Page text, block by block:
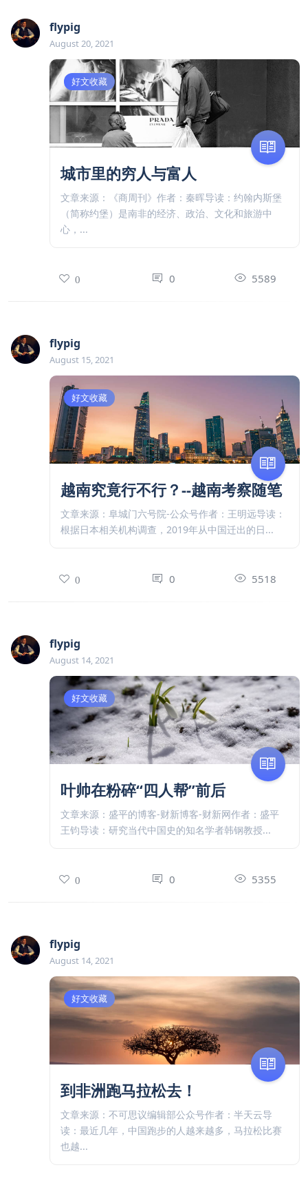
flypig
August 20, 2021
好文收藏
城市里的穷人与富人
文章来源：《商周刊》作者：秦晖导读：约翰内斯堡
（简称约堡）是南非的经济、政治、文化和旅游中
心，...
0 0 5589
flypig
August 15, 2021
好文收藏
越南究竟行不行？--越南考察随笔
文章来源：阜城门六号院-公众号作者：王明远导读：
根据日本相关机构调查，2019年从中国迁出的日...
0 0 5518
flypig
August 14, 2021
好文收藏
叶帅在粉碎“四人帮”前后
文章来源：盛平的博客-财新博客-财新网作者：盛平
王钧导读：研究当代中国史的知名学者韩钢教授...
0 0 5355
flypig
August 14, 2021
好文收藏
到非洲跑马拉松去！
文章来源：不可思议编辑部公众号作者：半天云导
读：最近几年，中国跑步的人越来越多，马拉松比赛
也越...